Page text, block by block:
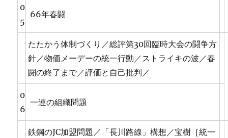
0
5
66年春闘
たたかう体制づくり／総評第30回臨時大会の闘争方
針／物価メーデーの統一行動／ストライキの波／春
闘の終了まで／評価と自己批判／
0
6
一連の組織問題
鉄鋼のJC加盟問題／「長川路線」構想／宝樹［統一